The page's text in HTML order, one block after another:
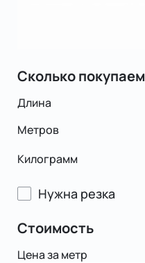
Сколько покупаем
Длина
Метров
Килограмм
Нужна резка
Стоимость
Цена за метр